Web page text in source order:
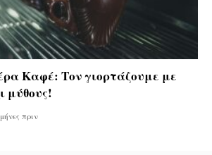
Καφέ: Τον γιορτάζουμε με
μύθους!
πριν